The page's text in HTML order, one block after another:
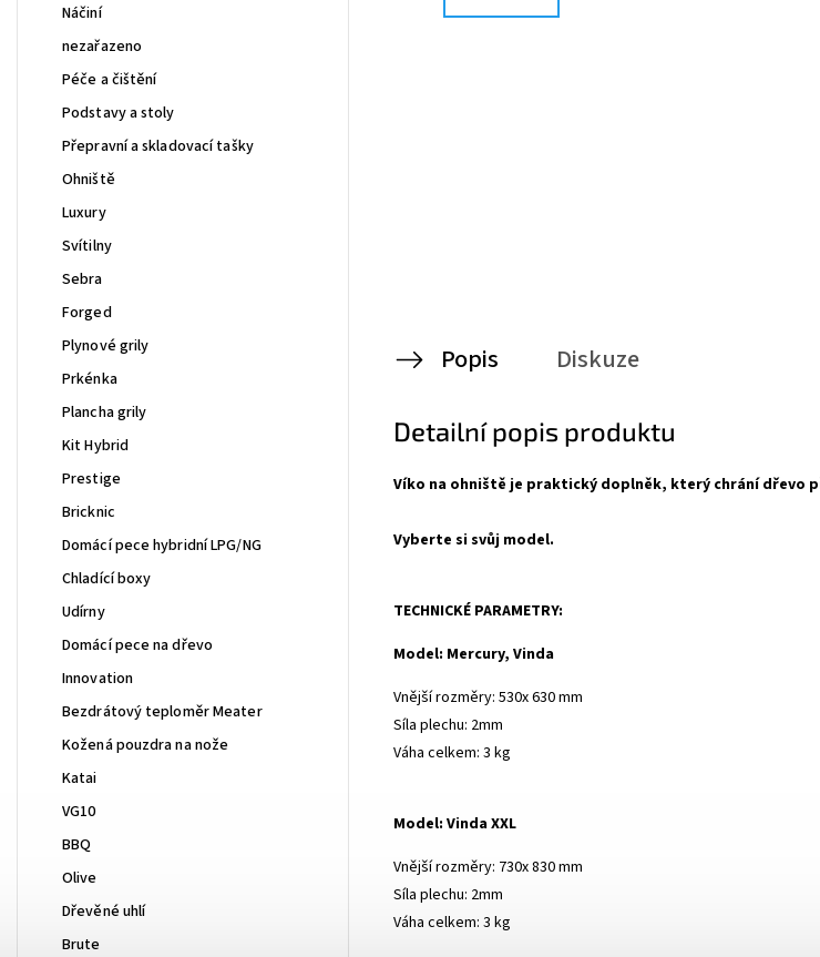
Náčiní
nezařazeno
Péče a čištění
Podstavy a stoly
Přepravní a skladovací tašky
Ohniště
Luxury
Svítilny
Sebra
Forged
Plynové grily
Prkénka
Plancha grily
Kit Hybrid
Prestige
Bricknic
Domácí pece hybridní LPG/NG
Chladící boxy
Udírny
Domácí pece na dřevo
Innovation
Bezdrátový teploměr Meater
Kožená pouzdra na nože
Katai
VG10
BBQ
Olive
Dřevěné uhlí
Brute
Popis Diskuze
Detailní popis produktu
Víko na ohniště je praktický doplněk, který chrání dřevo
Vyberte si svůj model.
TECHNICKÉ PARAMETRY:
Model: Mercury, Vinda
Vnější rozměry: 530x 630 mm
Síla plechu: 2mm
Váha celkem: 3 kg
Model: Vinda XXL
Vnější rozměry: 730x 830 mm
Síla plechu: 2mm
Váha celkem: 3 kg